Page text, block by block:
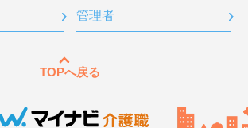
管理者
TOPへ戻る